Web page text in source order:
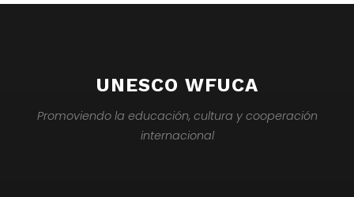
UNESCO WFUCA
Promoviendo la educación, cultura y cooperación
internacional